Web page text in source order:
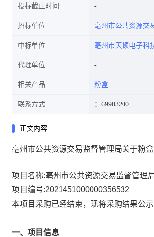
投标截止时间
招标单位 亳州市公共资源交
中标单位 亳州市天顿电子科
代理单位
相关产品 粉盒
联系方式 ：69903200
正文内容
亳州市公共资源交易监督管理局关于粉
项目名称:亳州市公共资源交易监督管理
项目编号:2021451000000356532
本项目采购已经结束，现将采购结果公示
一、项目信息